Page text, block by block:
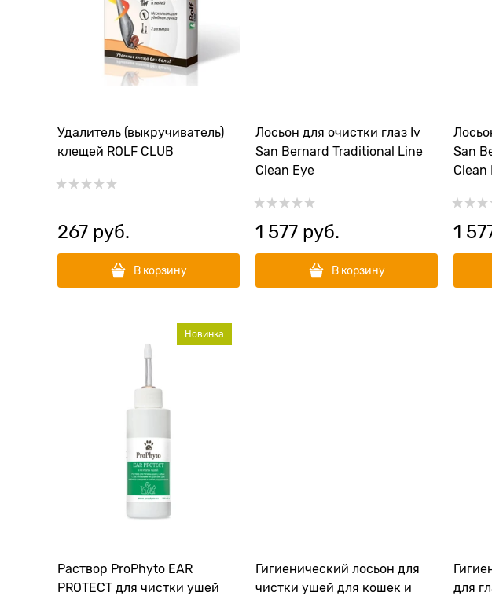
Удалитель (выкручиватель)
клещей ROLF CLUB
267 руб.
В корзину
Лосьон для очистки глаз Iv
San Bernard Traditional Line
Clean Eye
1 577 руб.
В корзину
San
Clean
1
Раствор ProPhyto EAR
PROTECT для чистки ушей
Новинка
Гигиенический лосьон для
чистки ушей для кошек и
для